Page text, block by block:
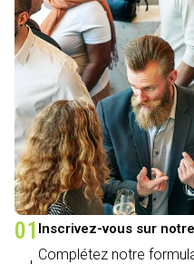
01 Inscrivez-vous sur
Complétez notre